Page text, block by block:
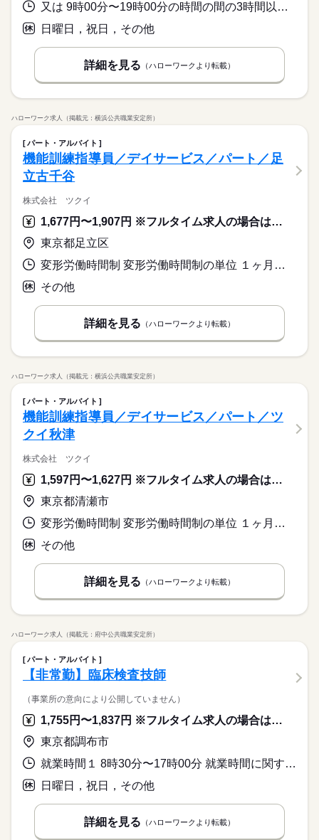
又は 9時00分〜19時00分の時間の間の3時間以上 就業時間に関する特記事項 営業時間内で相談可
日曜日，祝日，その他
詳細を見る （ハローワークより転載）
ハローワーク求人（掲載元：横浜公共職業安定所）
パート・アルバイト
機能訓練指導員／デイサービス／パート／足
立古千谷
株式会社 ツクイ
1,677円〜1,907円 ※フルタイム求人の場合は月額（換算額）、パート求人の場合は時間額を表示しています。
東京都足立区
変形労働時間制 変形労働時間制の単位 １ヶ月単位 就業時間１ 8時30分〜17時30分 就業時間に関する特記事項 ※勤務時間相談可
その他
詳細を見る （ハローワークより転載）
ハローワーク求人（掲載元：横浜公共職業安定所）
パート・アルバイト
機能訓練指導員／デイサービス／パート／ツ
クイ秋津
株式会社 ツクイ
1,597円〜1,627円 ※フルタイム求人の場合は月額（換算額）、パート求人の場合は時間額を表示しています。
東京都清瀬市
変形労働時間制 変形労働時間制の単位 １ヶ月単位 就業時間１ 8時30分〜14時00分 就業時間２ 8時30分〜17時30分 就業時間に関する特記事項 ※（１）休憩なし
その他
詳細を見る （ハローワークより転載）
ハローワーク求人（掲載元：府中公共職業安定所）
パート・アルバイト
【非常勤】臨床検査技師
（事業所の意向により公開していません）
1,755円〜1,837円 ※フルタイム求人の場合は月額（換算額）、パート求人の場合は時間額を表示しています。
東京都調布市
就業時間１ 8時30分〜17時00分 就業時間に関する特記事項 月曜から土曜までのシフト制
日曜日，祝日，その他
詳細を見る （ハローワークより転載）